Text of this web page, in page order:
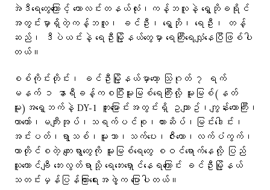
အဲဒီရေတွေကြောင့် ကောလင်းတနယ်လုံး၊ကန့်ဘလူနဲ့ ရွှေဘိုခရိုင်
အတွင်းမှာရှိတဲ့ကန့်ဘလူ၊ ခင်ဦး၊ ရွှေဘို၊ ရေဦး၊ တန့်
ဆည်၊ ဒီပဲယင်းနဲ့ ရေဦးမြို့နယ်တွေမှာ ရေကြီးရေလျှံနေပြီဖြစ်ပါ
တယ်။
စစ်ကိုင်းတိုင်း၊ ခင်ဦးမြို့နယ်မှာတော့ သြဂုတ် ၇ ရက်
မနက် ၁ နာရီခန့်ကစပြီးမူးမြစ်ရေကြီးလို့ မူးမြစ်(နတ်
မူး)အရှေ့ဘက်နဲ့ DY-1 တူးမြောင်းအတွင်းရှိ ဥယျာဥ်၊ကျွန်းတောကြီး၊
ယာတော်၊မကျီးအုပ်၊သရက်ပင်စု၊ကားဆိပ်၊မြင်းဒေါင်း၊
အင်းပတ်၊ရွာသစ်၊မူးသာ၊သက်ပေး၊ဇီးတော၊လက်ပံကွက်၊
တာတိုင်စတဲ့ ကျေးရွာတွေကို မူးမြစ်ရေတွေ စဝင်ရောက်နေလို့ ပြည်
သူ‌ထောင်ချီ ဘေးလွတ်ရာသို့ ရေဘေးရှောင်နေရကြောင်း ခင်ဦးမြို့နယ်
သတင်းမှန်ပြန်ကြားရေးအဖွဲ့က ပြောပါတယ်။